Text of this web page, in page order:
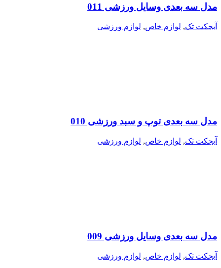
مدل سه بعدی وسایل ورزشی 011
آبجکت تک, لوازم خاص, لوازم ورزشی
مدل سه بعدی توپ و سبد ورزشی 010
آبجکت تک, لوازم خاص, لوازم ورزشی
مدل سه بعدی وسایل ورزشی 009
آبجکت تک, لوازم خاص, لوازم ورزشی